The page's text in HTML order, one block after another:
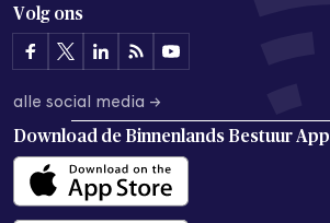
Volg ons
alle social media →
Download de Binnenlands Bestuur App